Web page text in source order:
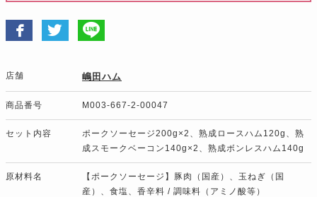
店舗 嶋田ハム
商品番号 M003-667-2-00047
セット内容
ポークソーセージ200g×2、熟成ロースハム120g、熟
成スモークベーコン140g×2、熟成ボンレスハム140g
原材料名
【ポークソーセージ】豚肉（国産）、玉ねぎ（国
産）、食塩、香辛料 / 調味料（アミノ酸等）